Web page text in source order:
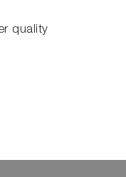
quality